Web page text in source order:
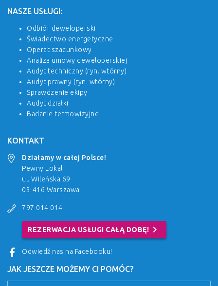
NASZE USŁUGI:
Odbiór deweloperski
Świadectwo energetyczne
Operat szacunkowy
Analiza umowy deweloperskiej
Audyt techniczny (ryn. wtórny)
Audyt prawny (ryn. wtórny)
Sprawdzenie ekipy
Audyt działki
Badanie termowizyjne
KONTAKT
Działamy w całej Polsce!
Pewny Lokal
ul. Wileńska 69
03-416 Warszawa
797 014 014
REZERWACJA USŁUGI CAŁĄ DOBĘ! chevron_right
Odwiedź nas na Facebooku!
JAK JESZCZE MOŻEMY CI POMÓC?